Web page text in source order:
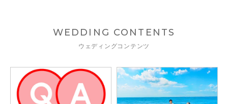
WEDDING CONTENTS
ウェディングコンテンツ